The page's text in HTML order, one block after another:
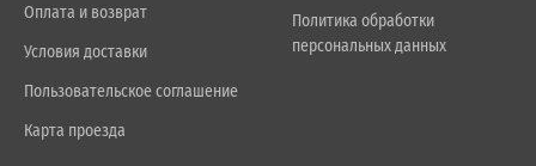
Оплата и возврат
Условия доставки
Пользовательское соглашение
Карта проезда
Политика обработки
персональных данных